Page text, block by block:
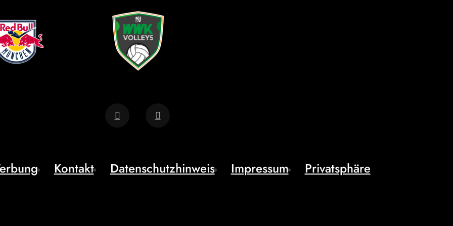
Kontakt Datenschutzhinweis Impressum Privatsphäre